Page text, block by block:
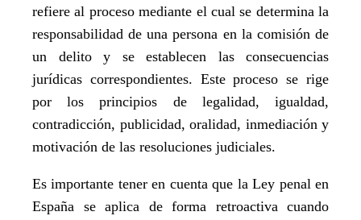
refiere al proceso mediante el cual se determina la
responsabilidad de una persona en la comisión de
un delito y se establecen las consecuencias
jurídicas correspondientes. Este proceso se rige
por los principios de legalidad, igualdad,
contradicción, publicidad, oralidad, inmediación y
motivación de las resoluciones judiciales.
Es importante tener en cuenta que la Ley penal en
España se aplica de forma retroactiva cuando